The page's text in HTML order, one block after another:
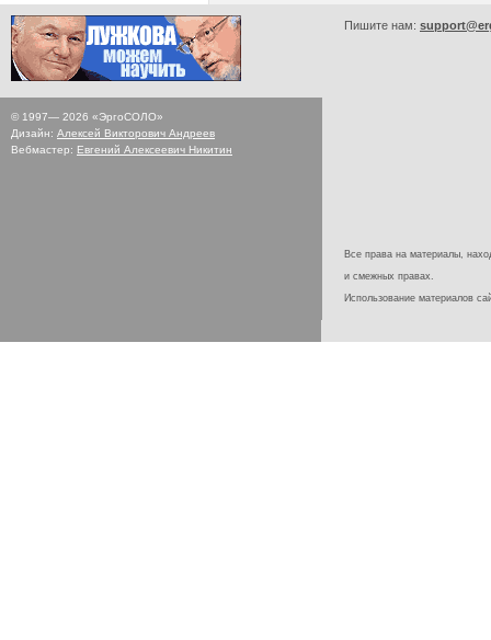
© 1997— 2026 «ЭргоСОЛО»
Дизайн: Алексей Викторович Андреев
Вебмастер: Евгений Алексеевич Никитин
Пишите нам:
Все права на материалы,
и смежных правах.
Использование материалов